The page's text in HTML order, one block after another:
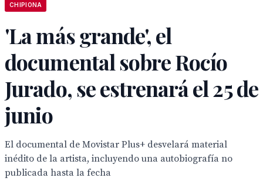
CHIPIONA
'La más grande', el
documental sobre Rocío
Jurado, se estrenará el 25 de
junio
El documental de Movistar Plus+ desvelará material
inédito de la artista, incluyendo una autobiografía no
publicada hasta la fecha